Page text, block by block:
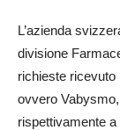
L’azienda
divisione
richieste ricevuto
ovvero
rispettivamente